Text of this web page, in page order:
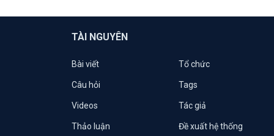
TÀI NGUYÊN
Bài viết Tổ chức
Câu hỏi Tags
Videos Tác giả
Thảo luận Đề xuất hệ thống